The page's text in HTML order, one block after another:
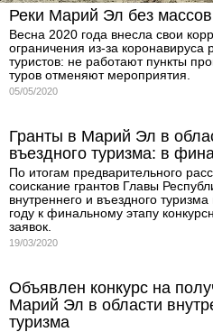
Реки Марий Эл без
Весна 2020 года внесла свои
ограничения из-за
туристов: не работают пункты
туров отменяют мероприятия.
05/05/2020
Гранты в Марий Эл в
въездного туризма: в
По итогам предварительного
соискание грантов Главы
внутреннего и въездного
году к финальному этапу
заявок.
19/03/2020
Объявлен конкурс на
Марий Эл в области
туризма